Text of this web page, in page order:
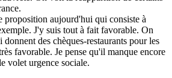
proposition aujourd'hui qui consiste à
J'y suis tout à fait favorable. On
des chèques-restaurants pour les
favorable. Je pense qu'il manque encore
volet urgence sociale.